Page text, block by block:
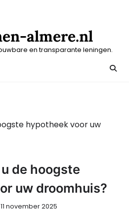
almere.nl
en transparante leningen.
hypotheek voor uw
de hoogste
uw droomhuis?
11 november 2025